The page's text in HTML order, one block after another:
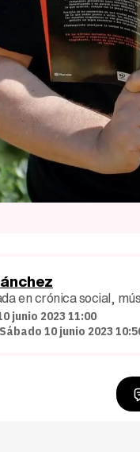
en crónica social,
junio 2023 11:00
10 junio 2023